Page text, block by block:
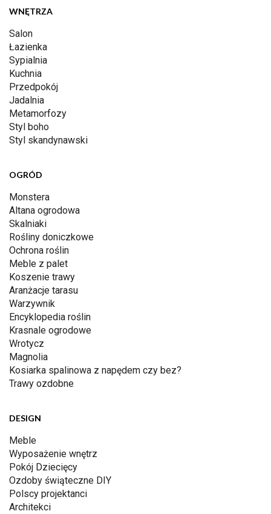
WNĘTRZA
Salon
Łazienka
Sypialnia
Kuchnia
Przedpokój
Jadalnia
Metamorfozy
Styl boho
Styl skandynawski
OGRÓD
Monstera
Altana ogrodowa
Skalniaki
Rośliny doniczkowe
Ochrona roślin
Meble z palet
Koszenie trawy
Aranżacje tarasu
Warzywnik
Encyklopedia roślin
Krasnale ogrodowe
Wrotycz
Magnolia
Kosiarka spalinowa z napędem czy bez?
Trawy ozdobne
DESIGN
Meble
Wyposażenie wnętrz
Pokój Dziecięcy
Ozdoby świąteczne DIY
Polscy projektanci
Architekci